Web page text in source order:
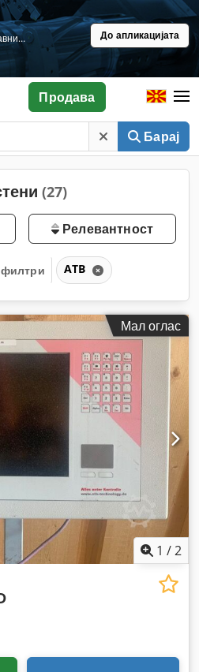
Бесплатно во продавница До апликацијата
Барај
Продава
(27)
Релевантност
филтри ATB
Мал оглас
1 /2